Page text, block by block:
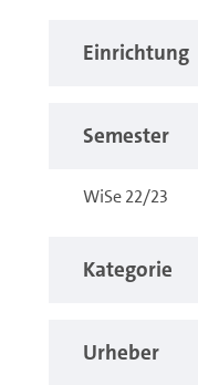
Einrichtung
Semester
WiSe 22/23
Kategorie
Urheber